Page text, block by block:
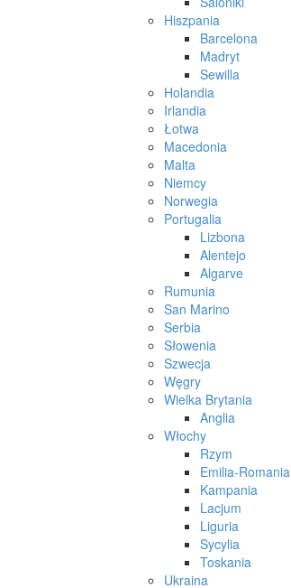
Hiszpania
Barcelona
Madryt
Sewilla
Holandia
Irlandia
Łotwa
Macedonia
Malta
Niemcy
Norwegia
Portugalia
Lizbona
Alentejo
Algarve
Rumunia
San Marino
Serbia
Słowenia
Szwecja
Węgry
Wielka Brytania
Anglia
Włochy
Rzym
Emilia-Romania
Kampania
Lacjum
Liguria
Sycylia
Toskania
Ukraina